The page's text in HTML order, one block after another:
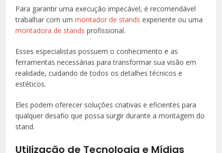
Para garantir uma execução impecável, é recomendável
trabalhar com ummontador de stands experiente ou uma
montadora de stands profissional.
Esses especialistas possuem o conhecimento e as
ferramentas necessárias para transformar sua visão em
realidade, cuidando de todos os detalhes técnicos e
estéticos.
Eles podem oferecer soluções criativas e eficientes para
qualquer desafio que possa surgir durante a montagem do
stand.
Utilização de Tecnologia e Mídias